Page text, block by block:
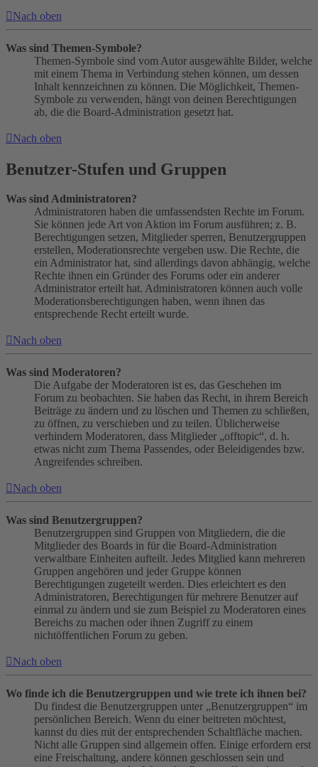
Nach oben
Was sind Themen-Symbole?
Themen-Symbole sind vom Autor ausgewählte Bilder, welche
mit einem Thema in Verbindung stehen können, um dessen
Inhalt kennzeichnen zu können. Die Möglichkeit, Themen-
Symbole zu verwenden, hängt von deinen Berechtigungen
ab, die die Board-Administration gesetzt hat.
Nach oben
Benutzer-Stufen und Gruppen
Was sind Administratoren?
Administratoren haben die umfassendsten Rechte im Forum.
Sie können jede Art von Aktion im Forum ausführen; z. B.
Berechtigungen setzen, Mitglieder sperren, Benutzergruppen
erstellen, Moderationsrechte vergeben usw. Die Rechte, die
ein Administrator hat, sind allerdings davon abhängig, welche
Rechte ihnen ein Gründer des Forums oder ein anderer
Administrator erteilt hat. Administratoren können auch volle
Moderationsberechtigungen haben, wenn ihnen das
entsprechende Recht erteilt wurde.
Nach oben
Was sind Moderatoren?
Die Aufgabe der Moderatoren ist es, das Geschehen im
Forum zu beobachten. Sie haben das Recht, in ihrem Bereich
Beiträge zu ändern und zu löschen und Themen zu schließen,
zu öffnen, zu verschieben und zu teilen. Üblicherweise
verhindern Moderatoren, dass Mitglieder „offtopic“, d. h.
etwas nicht zum Thema Passendes, oder Beleidigendes bzw.
Angreifendes schreiben.
Nach oben
Was sind Benutzergruppen?
Benutzergruppen sind Gruppen von Mitgliedern, die die
Mitglieder des Boards in für die Board-Administration
verwaltbare Einheiten aufteilt. Jedes Mitglied kann mehreren
Gruppen angehören und jeder Gruppe können
Berechtigungen zugeteilt werden. Dies erleichtert es den
Administratoren, Berechtigungen für mehrere Benutzer auf
einmal zu ändern und sie zum Beispiel zu Moderatoren eines
Bereichs zu machen oder ihnen Zugriff zu einem
nichtöffentlichen Forum zu geben.
Nach oben
Wo finde ich die Benutzergruppen und wie trete ich ihnen bei?
Du findest die Benutzergruppen unter „Benutzergruppen“ im
persönlichen Bereich. Wenn du einer beitreten möchtest,
kannst du dies mit der entsprechenden Schaltfläche machen.
Nicht alle Gruppen sind allgemein offen. Einige erfordern erst
eine Freischaltung, andere können geschlossen sein und